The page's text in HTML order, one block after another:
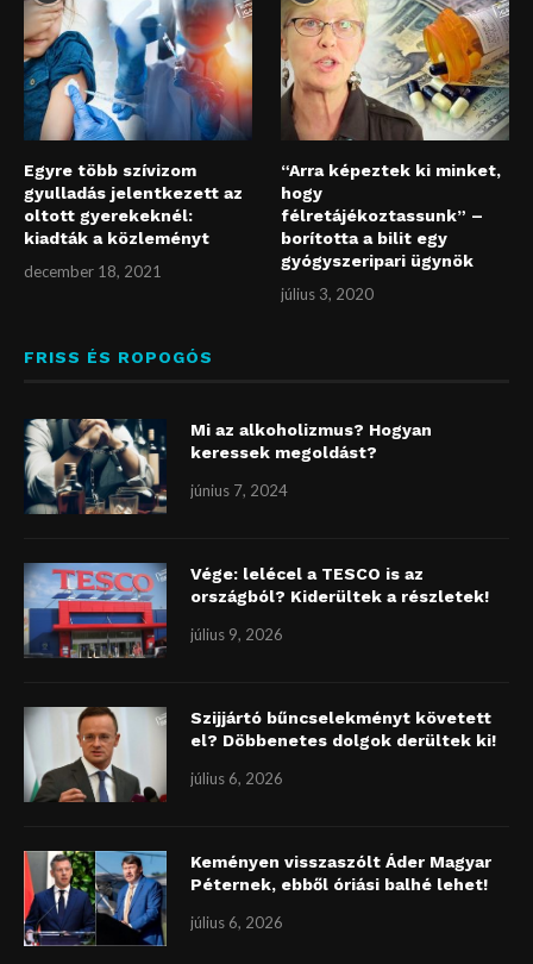
Egyre több szívizom
gyulladás jelentkezett az
oltott gyerekeknél:
kiadták a közleményt
december 18, 2021
“Arra képeztek ki minket,
hogy
félretájékoztassunk” –
borította a bilit egy
gyógyszeripari ügynök
július 3, 2020
FRISS ÉS ROPOGÓS
Mi az alkoholizmus? Hogyan
keressek megoldást?
június 7, 2024
Vége: lelécel a TESCO is az
országból? Kiderültek a részletek!
július 9, 2026
Szijjártó bűncselekményt követett
el? Döbbenetes dolgok derültek ki!
július 6, 2026
Keményen visszaszólt Áder Magyar
Péternek, ebből óriási balhé lehet!
július 6, 2026